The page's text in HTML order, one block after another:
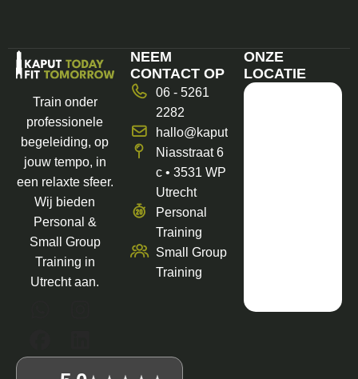
Train onder
professionele
begeleiding, op
jouw tempo, in
een relaxte sfeer.
Wij bieden
Personal &
Small Group
Training in
Utrecht aan.
NEEM
CONTACT OP
06 - 5261
2282
hallo@kaputfit.nl
Niasstraat 6
c • 3531 WP
Utrecht
Personal
Training
Small Group
Training
ONZE
LOCATIE